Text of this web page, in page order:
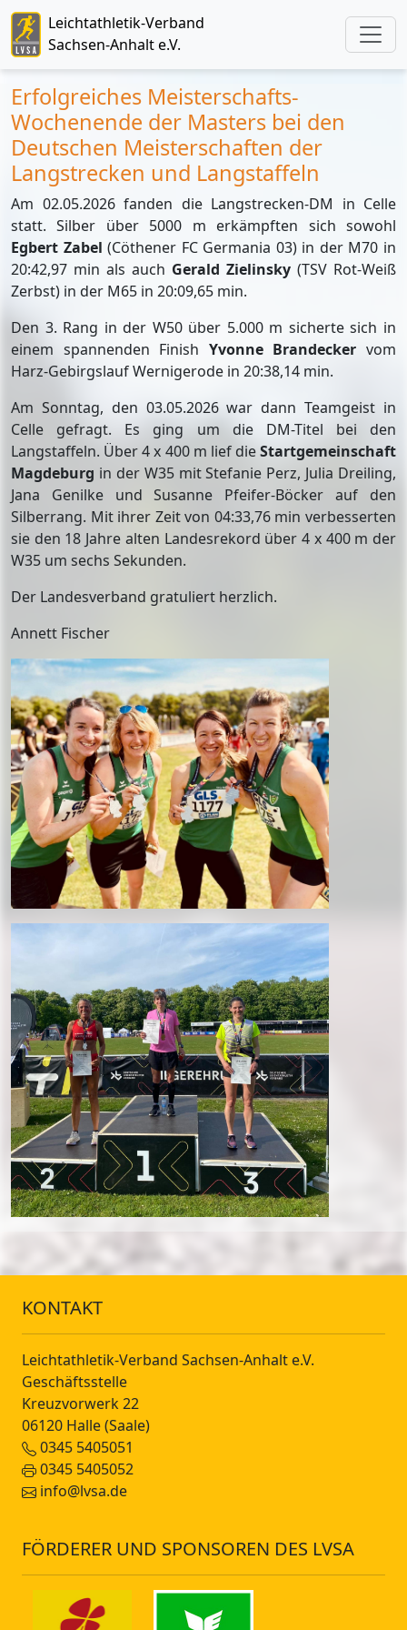
Leichtathletik-Verband
Sachsen-Anhalt e.V.
Erfolgreiches Meisterschafts-
Wochenende der Masters bei den
Deutschen Meisterschaften der
Langstrecken und Langstaffeln
Am 02.05.2026 fanden die Langstrecken-DM in Celle
statt. Silber über 5000 m erkämpften sich sowohl
Egbert Zabel(Cöthener FC Germania 03) in der M70 in
20:42,97 min als auch Gerald Zielinsky (TSV Rot-Weiß
Zerbst) in der M65 in 20:09,65 min.
Den 3. Rang in der W50 über 5.000 m sicherte sich in
einem spannenden Finish Yvonne Brandecker vom
Harz-Gebirgslauf Wernigerode in 20:38,14 min.
Am Sonntag, den 03.05.2026 war dann Teamgeist in
Celle gefragt. Es ging um die DM-Titel bei den
Langstaffeln. Über 4 x 400 m lief dieStartgemeinschaft
Magdeburg in der W35 mit Stefanie Perz, Julia Dreiling,
Jana Genilke und Susanne Pfeifer-Böcker auf den
Silberrang. Mit ihrer Zeit von 04:33,76 min verbesserten
sie den 18 Jahre alten Landesrekord über 4 x 400 m der
W35 um sechs Sekunden.
Der Landesverband gratuliert herzlich.
Annett Fischer
KONTAKT
Leichtathletik-Verband Sachsen-Anhalt e.V.
Geschäftsstelle
Kreuzvorwerk 22
06120 Halle (Saale)
0345 5405051
0345 5405052
info@lvsa.de
FÖRDERER UND SPONSOREN DES LVSA